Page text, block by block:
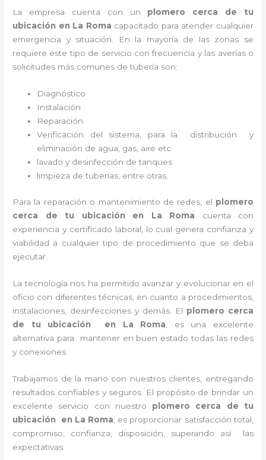
La empresa cuenta con un plomero cerca de tu
ubicación en La Roma capacitado para atender cualquier
emergencia y situación. En la mayoría de las zonas se
requiere este tipo de servicio con frecuencia y las averías o
solicitudes más comunes de tubería son:
Diagnóstico
Instalación
Reparación
Verificación del sistema, para la distribución y
eliminación de agua, gas, aire etc
lavado y desinfección de tanques
limpieza de tuberías, entre otras.
Para la reparación o mantenimiento de redes, el plomero
cerca de tu ubicación en La Roma
cuenta con
experiencia y certificado laboral, lo cual genera confianza y
viabilidad a cualquier tipo de procedimiento que se deba
ejecutar.
La tecnología nos ha permitido avanzar y evolucionar en el
oficio con diferentes técnicas, en cuanto a procedimientos,
instalaciones, desinfecciones y demás. El plomero cerca
de tu ubicación en La Roma , es una excelente
alternativa para mantener en buen estado todas las redes
y conexiones.
Trabajamos de la mano con nuestros clientes, entregando
resultados confiables y seguros. El propósito de brindar un
excelente servicio con nuestro plomero cerca de tu
ubicación en La Roma , es proporcionar satisfacción total,
compromiso, confianza, disposición, superando así las
expectativas.